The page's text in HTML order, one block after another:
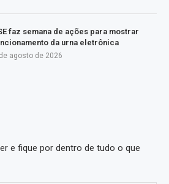
faz semana de ações para mostrar
da urna eletrônica
agosto de 2026
e fique por dentro de tudo o que